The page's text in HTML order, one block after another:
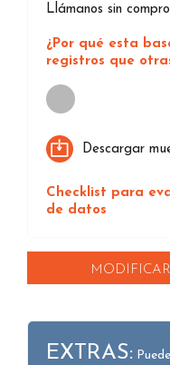
Llámanos sin
¿Por qué esta
registros que
Loading...
Descargar
Checklist para
de datos
EXTRAS: